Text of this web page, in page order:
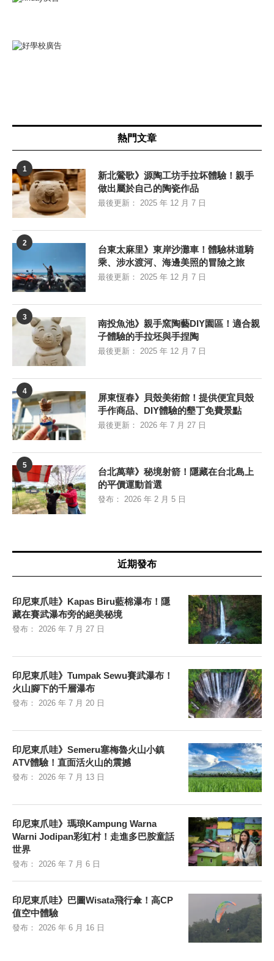
熱門文章
1
新北鶯歌》源陶工坊手拉坏體驗！親手
做出屬於自己的陶瓷作品
最後更新： 2025 年 12 月 7 日
2
台東太麻里》東岸沙灘車！體驗林道騎
乘、涉水渡河、海邊美照的冒險之旅
最後更新： 2025 年 12 月 7 日
3
南投魚池》親手窯陶藝DIY園區！適合親
子體驗的手拉坯與手捏陶
最後更新： 2025 年 12 月 7 日
4
屏東恆春》貝殼美術館！提供便宜貝殼
手作商品、DIY體驗的墾丁免費景點
最後更新： 2026 年 7 月 27 日
5
台北萬華》秘境射箭！隱藏在台北島上
的平價運動首選
發布： 2026 年 2 月 5 日
近期發布
印尼東爪哇》Kapas Biru藍棉瀑布！隱
藏在賽武瀑布旁的絕美秘境
發布： 2026 年 7 月 27 日
印尼東爪哇》Tumpak Sewu賽武瀑布！
火山腳下的千層瀑布
發布： 2026 年 7 月 20 日
印尼東爪哇》Semeru塞梅魯火山小鎮
ATV體驗！直面活火山的震撼
發布： 2026 年 7 月 13 日
印尼東爪哇》瑪琅Kampung Warna
Warni Jodipan彩虹村！走進多巴胺童話
世界
發布： 2026 年 7 月 6 日
印尼東爪哇》巴圖Wisata飛行傘！高CP
值空中體驗
發布： 2026 年 6 月 16 日